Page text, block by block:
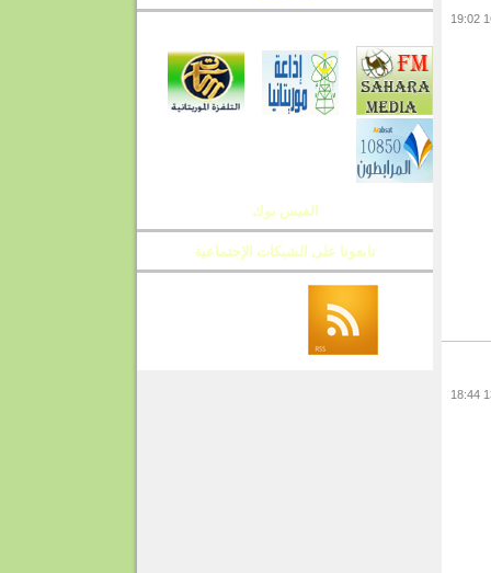
الفيس بوك
تابعونا على الشبكات الإجتماعية